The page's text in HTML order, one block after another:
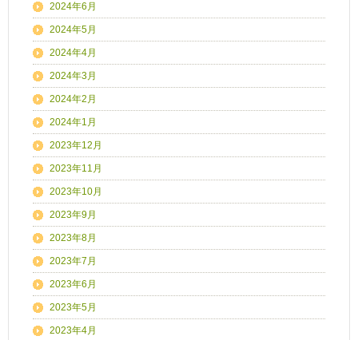
2024年6月
2024年5月
2024年4月
2024年3月
2024年2月
2024年1月
2023年12月
2023年11月
2023年10月
2023年9月
2023年8月
2023年7月
2023年6月
2023年5月
2023年4月